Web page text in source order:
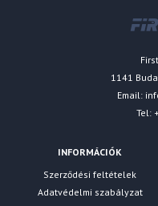
1141
Email:
Tel:
INFORMÁCIÓK
Szerződési feltételek
Adatvédelmi szabályzat